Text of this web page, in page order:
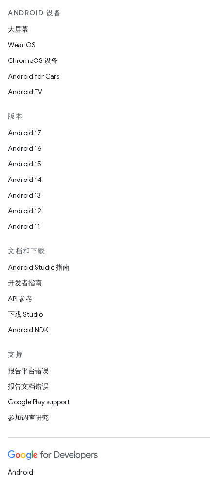
ANDROID 设备
大屏幕
Wear OS
ChromeOS 设备
Android for Cars
Android TV
版本
Android 17
Android 16
Android 15
Android 14
Android 13
Android 12
Android 11
文档和下载
Android Studio 指南
开发者指南
API 参考
下载 Studio
Android NDK
支持
报告平台错误
报告文档错误
Google Play support
参加调查研究
Android